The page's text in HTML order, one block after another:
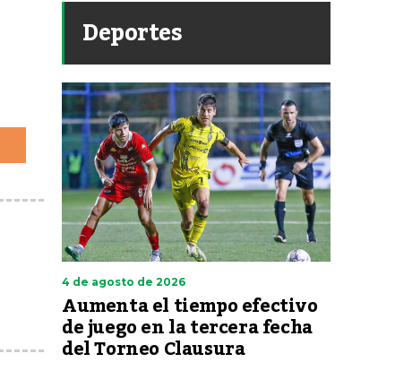
Deportes
4 de agosto de 2026
Aumenta el tiempo efectivo
de juego en la tercera fecha
del Torneo Clausura